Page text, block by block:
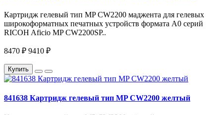
Картридж гелевый тип MP CW2200 маджента для гелевых
широкоформатных печатных устройств формата A0 серий
RICOH Aficio MP CW2200SP..
8470 ₽ 9410 ₽
Купить
841638 Картридж гелевый тип MP CW2200 желтый